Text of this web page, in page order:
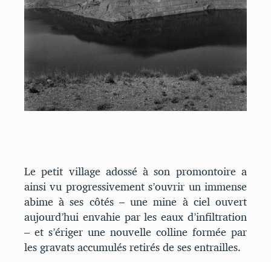
Le petit village adossé à son promontoire a
ainsi vu progressivement s’ouvrir un immense
abime à ses côtés – une mine à ciel ouvert
aujourd’hui envahie par les eaux d’infiltration
– et s’ériger une nouvelle colline formée par
les gravats accumulés retirés de ses entrailles.